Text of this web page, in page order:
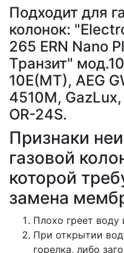
Подходит для
колонок:
265 ERN Nano
Транзит"
10Е(МТ), AEG
4510M,
OR-24S.
Признаки
газовой
которой
замена
Плохо греет воду
При открытии
горелка, либо